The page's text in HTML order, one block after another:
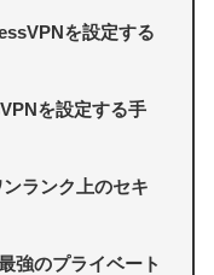
を設定する
を設定する手
ランク上のセキ
強のプライベート